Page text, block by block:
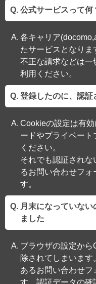
公式サービスって何
各キャリア
たサービスとなりま
不正な請求などは一
利用ください。
登録したのに、認証
Cookieの設定は有
ードやプライベー
ください。
それでも認証され
るお問い合わせフォ
す。
月末になっていな
ました
ブラウザの設定から
除されてしまいま
あるお問い合わせフ